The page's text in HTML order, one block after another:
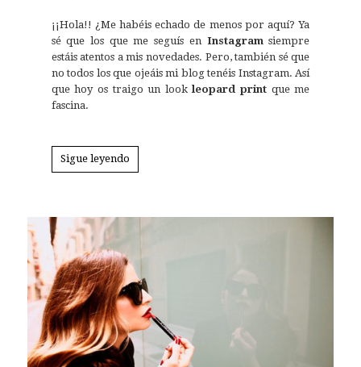
¡¡Hola!! ¿Me habéis echado de menos por aquí? Ya
sé que los que me seguís en Instagramsiempre
estáis atentos a mis novedades. Pero, también sé que
no todos los que ojeáis mi blog tenéis Instagram. Así
que hoy os traigo un lookleopard print que me
fascina.
Sigue leyendo